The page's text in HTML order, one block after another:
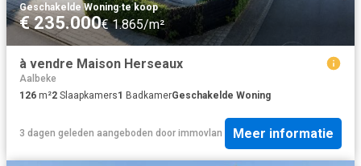
Geschakelde Woning·te koop
€ 235.000€ 1.865/m²
à vendre Maison Herseaux
Aalbeke
126 m²2 Slaapkamers1 BadkamerGeschakelde Woning
3 dagen geleden aangeboden door immovlan Meer informatie